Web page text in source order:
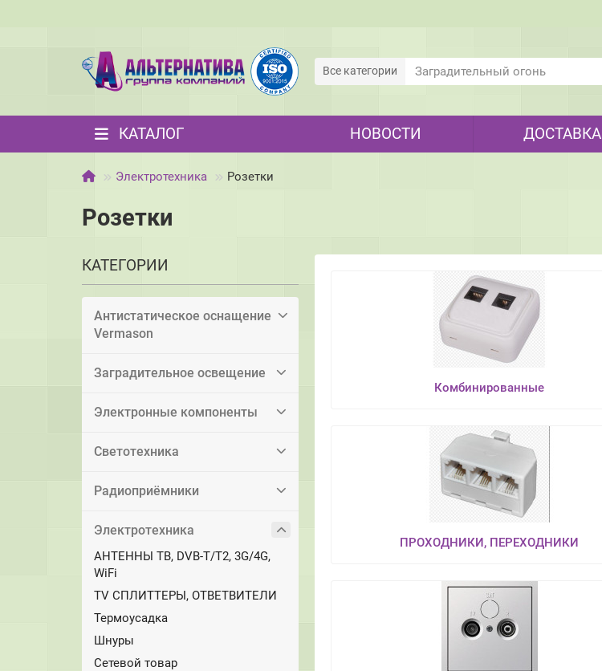
Все категории
КАТАЛОГ НОВОСТИ ДОСТАВКА
Электротехника Розетки
Розетки
КАТЕГОРИИ
Антистатическое оснащение
Vermason
Заградительное освещение
Электронные компоненты
Светотехника
Радиоприёмники
Электротехника
АНТЕННЫ ТВ, DVB-T/T2, 3G/4G,
WiFi
TV СПЛИТТЕРЫ, ОТВЕТВИТЕЛИ
Термоусадка
Шнуры
Сетевой товар
Комбинированные
ПРОХОДНИКИ, ПЕРЕХОДНИКИ